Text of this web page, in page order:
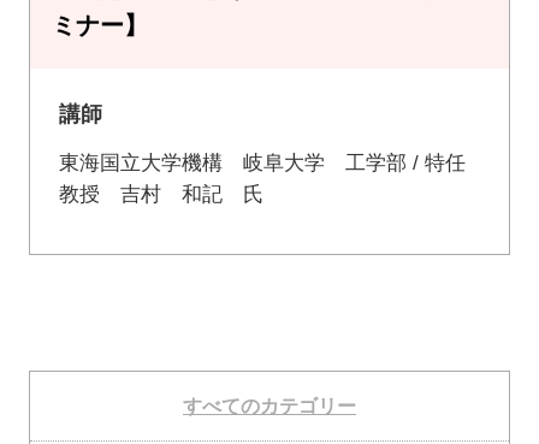
ミナー】
講師
東海国立大学機構 岐阜大学 工学部 / 特任
教授 吉村 和記 氏
すべてのカテゴリー